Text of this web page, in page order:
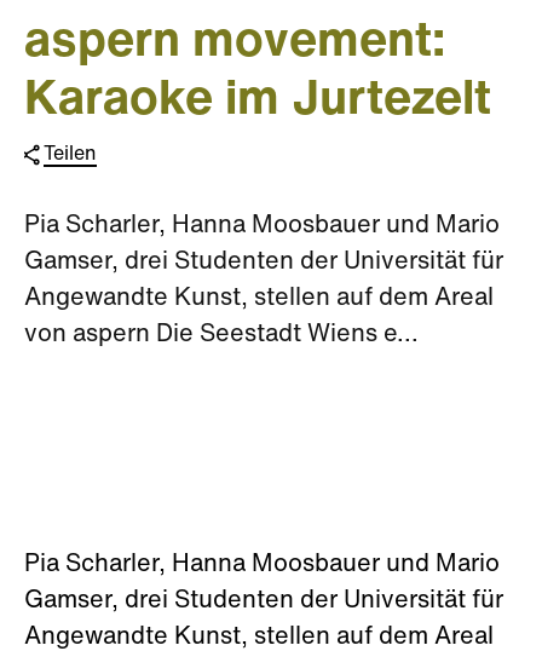
aspern movement:
Karaoke im Jurtezelt
Teilen
Pia Scharler, Hanna Moosbauer und Mario
Gamser, drei Studenten der Universität für
Angewandte Kunst, stellen auf dem Areal
von aspern Die Seestadt Wiens e...
Pia Scharler, Hanna Moosbauer und Mario
Gamser, drei Studenten der Universität für
Angewandte Kunst, stellen auf dem Areal